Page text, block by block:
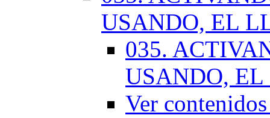
USANDO, EL
035.
USANDO,
Ver